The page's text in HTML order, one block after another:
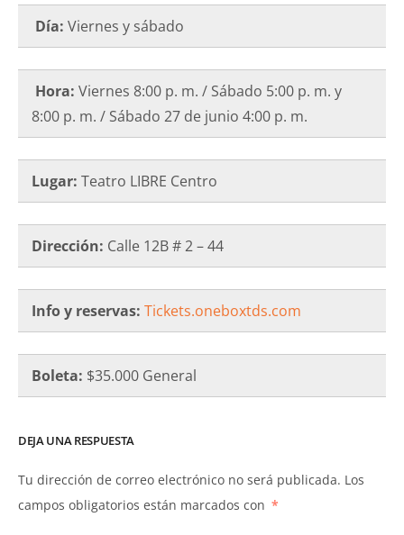
Día: Viernes y sábado
Hora: Viernes 8:00 p. m. / Sábado 5:00 p. m. y
8:00 p. m. / Sábado 27 de junio 4:00 p. m.
Lugar: Teatro LIBRE Centro
Dirección: Calle 12B # 2 – 44
Info y reservas: Tickets.oneboxtds.com
Boleta: $35.000 General
DEJA UNA RESPUESTA
Tu dirección de correo electrónico no será publicada. Los
campos obligatorios están marcados con *